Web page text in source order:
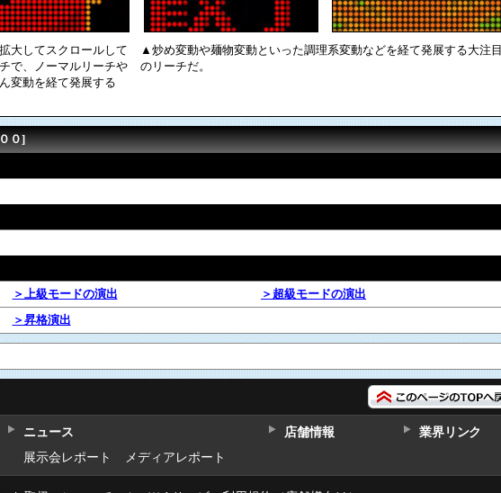
大してスクロールして
で、ノーマルリーチや
変動を経て発展する
▲炒め変動や麺物変動といった調理系変動などを経て発展する大注目
のリーチだ。
０]
＞上級モードの演出
＞超級モードの演出
＞昇格演出
ニュース
展示会レポート
メディアレポート
店舗情報 業界リンク